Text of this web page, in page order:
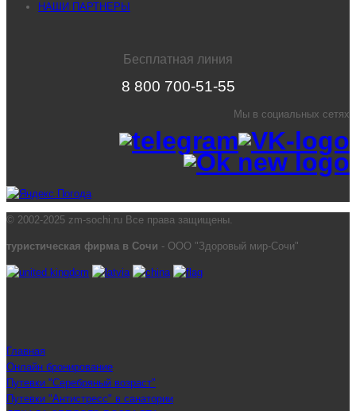
НАШИ ПАРТНЕРЫ
Бесплатная линия
8 800 700-51-55
Мы в социальных сетях
© 2002-2025 zm-sochi.ru Все права защищены.
туристическая фирма в Сочи - ООО "Здоровый мир-Сочи"
Главная
Онлайн бронирование
Путевки "Серебряный возраст"
Путевки "Антистресс" в санатории